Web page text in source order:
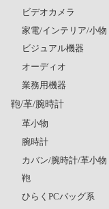
ビデオカメラ
家電/インテリア/小物
ビジュアル機器
オーディオ
業務用機器
鞄/革/腕時計
革小物
腕時計
カバン/腕時計/革小物
鞄
ひらくPCバッグ系